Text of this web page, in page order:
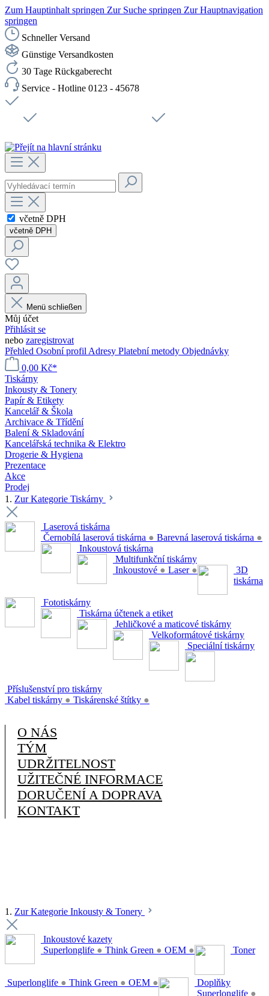
Zum Hauptinhalt springen Zur Suche springen Zur Hauptnavigation
springen
Schneller Versand
Günstige Versandkosten
30 Tage Rückgaberecht
Service - Hotline 0123 - 45678
včetně DPH
včetně DPH
Menü schließen
Můj účet
Přihlásit se
nebo zaregistrovat
Přehled Osobní profil Adresy Platební metody Objednávky
0,00 Kč*
Tiskárny
Inkousty & Tonery
Papír & Etikety
Kancelář & Škola
Archivace & Třídění
Balení & Skladování
Kancelářská technika & Elektro
Drogerie & Hygiena
Prezentace
Akce
Prodej
1. Zur Kategorie Tiskárny
Laserová tiskárna
Černobílá laserová tiskárna ● Barevná laserová tiskárna ●
Inkoustová tiskárna
Multifunkční tiskárny
Inkoustové ● Laser ●
3D
tiskárna
Fototiskárny
Tiskárna účtenek a etiket
Jehličkové a maticové tiskárny
Velkoformátové tiskárny
Speciální tiskárny
Příslušenství pro tiskárny
Kabel tiskárny ● Tiskárenské štítky ●
O NÁS
TÝM
UDRŽITELNOST
UŽITEČNÉ INFORMACE
DORUČENÍ A DOPRAVA
KONTAKT
1. Zur Kategorie Inkousty & Tonery
Inkoustové kazety
Superlonglife ● Think Green ● OEM ● Toner
Superlonglife ● Think Green ● OEM ●
Doplňky
Superlonglife ●